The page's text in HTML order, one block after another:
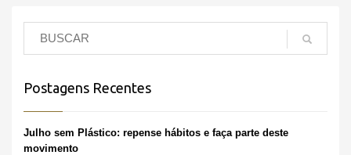
Postagens Recentes
Julho sem Plástico: repense hábitos e faça parte deste
movimento